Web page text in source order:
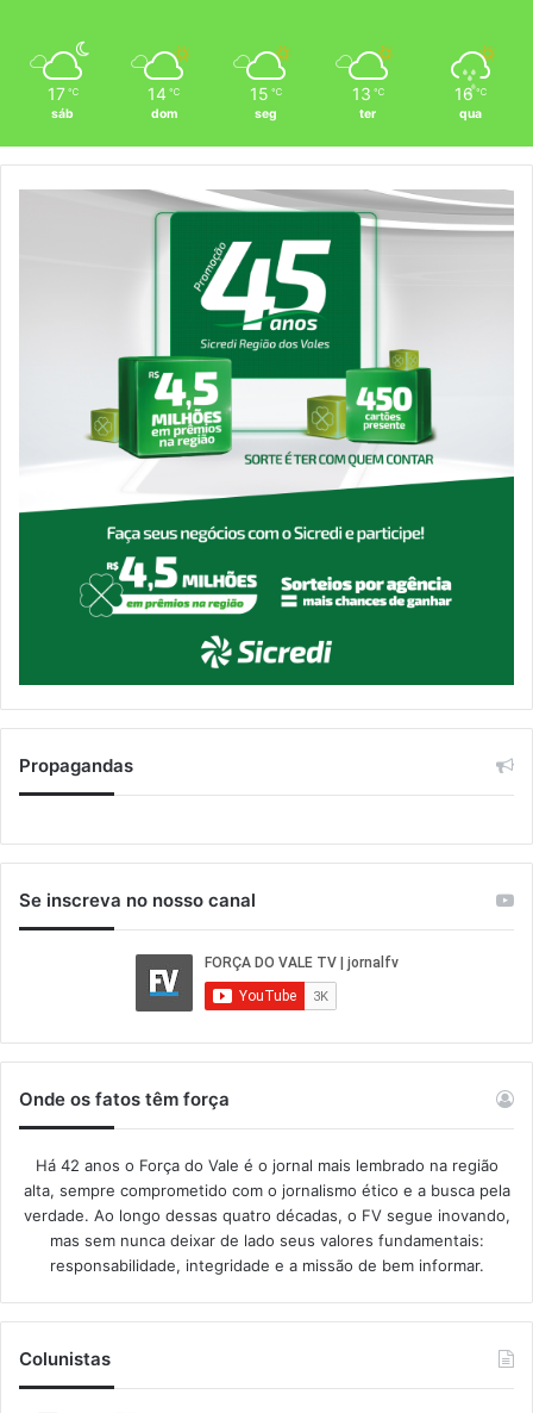
17 ℃
sáb
14 ℃
dom
15 ℃
seg
13 ℃
ter
16 ℃
qua
Propagandas
Se inscreva no nosso canal
Onde os fatos têm força
Há 42 anos o Força do Vale é o jornal mais lembrado na região
alta, sempre comprometido com o jornalismo ético e a busca pela
verdade. Ao longo dessas quatro décadas, o FV segue inovando,
mas sem nunca deixar de lado seus valores fundamentais:
responsabilidade, integridade e a missão de bem informar.​
Colunistas